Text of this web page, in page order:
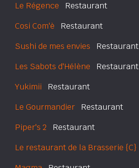
Le Régence Restaurant
Cosi Com'è Restaurant
Sushi de mes envies Restaurant
Les Sabots d'Hélène Restaurant
Yukimii Restaurant
Le Gourmandier Restaurant
Piper's 2 Restaurant
Le restaurant de la Brasserie {C}